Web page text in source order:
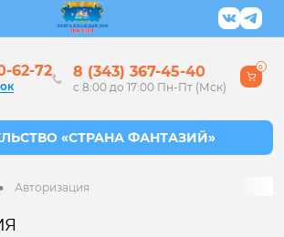
62-72 8 (343) 367-45-40
с 8:00 до 17:00 Пн-Пт (Мск)
0
Авторизация